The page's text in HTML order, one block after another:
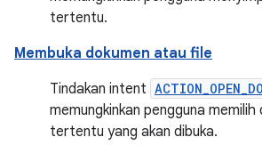
tertentu.
Membuka dokumen atau file
Tindakan intent
memungkinkan pengguna
tertentu yang akan dibuka.